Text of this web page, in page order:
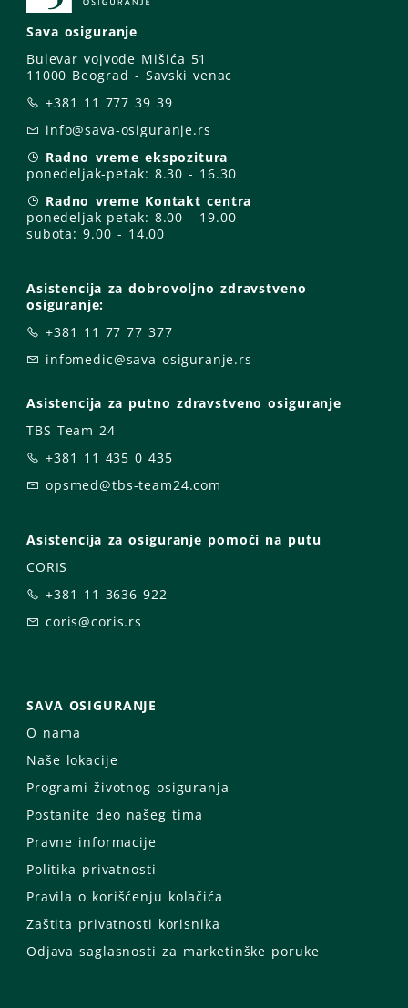
Sava osiguranje
Bulevar vojvode Mišića 51
11000 Beograd - Savski venac
+381 11 777 39 39
info@sava-osiguranje.rs
Radno vreme ekspozitura
ponedeljak-petak: 8.30 - 16.30
Radno vreme Kontakt centra
ponedeljak-petak: 8.00 - 19.00
subota: 9.00 - 14.00
Asistencija za dobrovoljno zdravstveno
osiguranje:
+381 11 77 77 377
infomedic@sava-osiguranje.rs
Asistencija za putno zdravstveno osiguranje
TBS Team 24
+381 11 435 0 435
opsmed@tbs-team24.com
Asistencija za osiguranje pomoći na putu
CORIS
+381 11 3636 922
coris@coris.rs
SAVA OSIGURANJE
O nama
Naše lokacije
Programi životnog osiguranja
Postanite deo našeg tima
Pravne informacije
Politika privatnosti
Pravila o korišćenju kolačića
Zaštita privatnosti korisnika
Odjava saglasnosti za marketinške poruke